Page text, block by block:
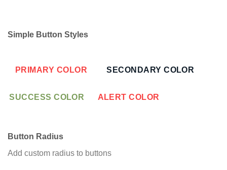
Simple Button Styles
PRIMARY COLOR SECONDARY COLOR
SUCCESS COLOR ALERT COLOR
Button Radius
Add custom radius to buttons